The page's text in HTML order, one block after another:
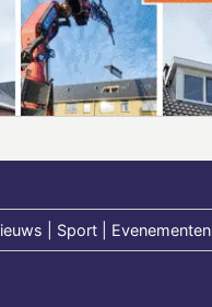
| Sport | Evenementen